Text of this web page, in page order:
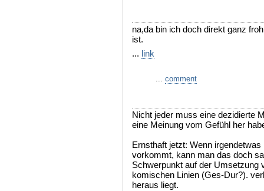
na,da bin ich doch direkt ganz
ist.
... link
... comment
Nicht jeder muss eine dezidierte
eine Meinung vom Gefühl her
Ernsthaft jetzt: Wenn
vorkommt, kann man das doch
Schwerpunkt auf der Umsetzung
komischen Linien (Ges-Dur?).
heraus liegt.